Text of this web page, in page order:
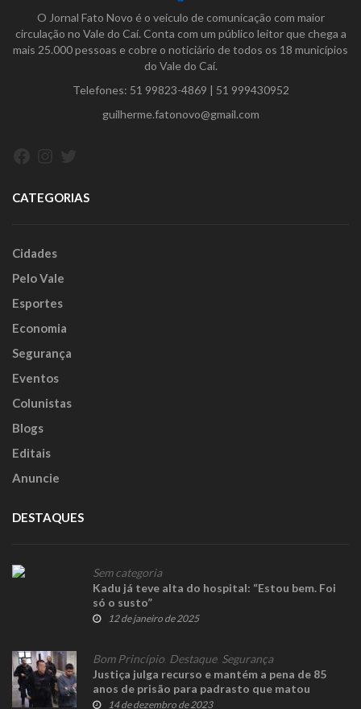
O Jornal Fato Novo é o veículo de comunicação com maior
circulação no Vale do Caí. Conta com um público leitor que chega a
mais 25.000 pessoas e cobre o noticiário de todos os 18 municípios
do Vale do Caí.
Telefones: 51 99823-4869 | 51 999430952
guilherme.fatonovo@gmail.com
CATEGORIAS
Cidades
Pelo Vale
Esportes
Economia
Segurança
Eventos
Colunistas
Blogs
Editais
Anuncie
DESTAQUES
Sem categoria
Kadu já teve alta do hospital: “Estou bem. Foi
só o susto”
12 de janeiro de 2025
Bom Princípio Destaque, Segurança
Justiça julga recurso e mantém a pena de 85
anos de prisão para padrasto que matou
enteada
14 de dezembro de 2023